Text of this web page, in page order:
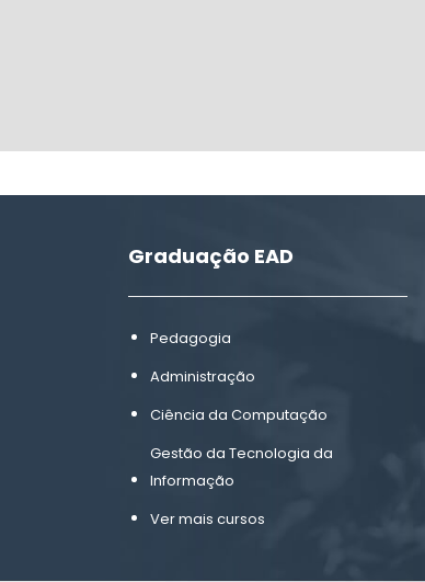
Graduação EAD
Pedagogia
Administração
Ciência da Computação
Gestão da Tecnologia da
Informação
Ver mais cursos